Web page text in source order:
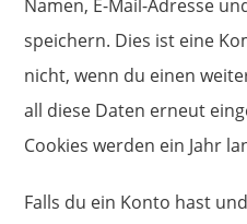
Namen, E-Mail-Adresse
speichern. Dies ist eine
nicht, wenn du einen
all diese Daten erneut
Cookies werden ein Jahr
Falls du ein Konto hast